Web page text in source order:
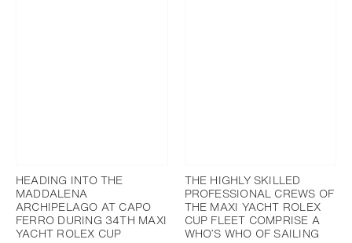
HEADING INTO THE
MADDALENA
ARCHIPELAGO AT CAPO
FERRO DURING 34TH MAXI
YACHT ROLEX CUP
THE HIGHLY SKILLED
PROFESSIONAL CREWS OF
THE MAXI YACHT ROLEX
CUP FLEET COMPRISE A
WHO’S WHO OF SAILING